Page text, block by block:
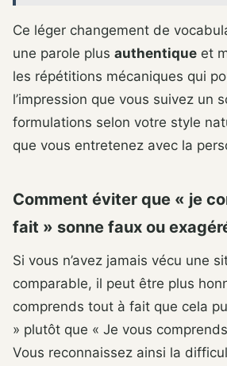
Ce léger changement de
une parole plus authentique et
les répétitions mécaniques qui
l’impression que vous suivez un
formulations selon votre style
que vous entretenez avec la
Comment éviter que « je
fait » sonne faux ou
Si vous n’avez jamais vécu une
comparable, il peut être plus
comprends tout à fait que cela
» plutôt que « Je vous
Vous reconnaissez ainsi la